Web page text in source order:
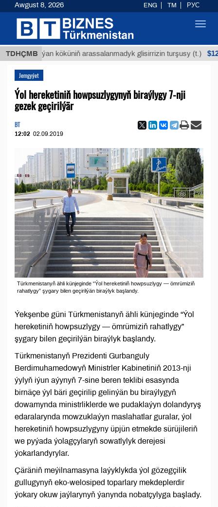
TDHÇMB
Buýan köküniň arassalanmadyk glisirrizin turşusy (t.) $12935,18
Jemgyýet
Ýol hereketiniň howpsuzlygynyň biraýlygy 7-nji
gezek geçirilýär
BT
12:02 02.09.2019
Türkmenistanyň ähli künjeginde “Ýol hereketiniň howpsuzlygy — ömrümiziň
rahatlygy” şygary bilen geçirilýän biraýlyk başlandy.
Ýekşenbe güni Türkmenistanyň ähli künjeginde “Ýol
hereketiniň howpsuzlygy — ömrümiziň rahatlygy”
şygary bilen geçirilýän biraýlyk başlandy.
Türkmenistanyň Prezidenti Gurbanguly
Berdimuhamedowyň Ministrler Kabinetiniň 2013-nji
ýylyň iýun aýynyň 7-sine beren teklibi esasynda
birnäçe ýyl bäri geçirilip gelinýän bu biraýlygyň
dowamynda ministrliklerde we pudaklaýyn dolandyryş
edaralarynda mowzuklaýyn maslahatlar guralar, ýol
hereketiniň howpsuzlygyny üpjün etmekde sürüjileriň
we pyýada ýolagçylaryň sowatlylyk derejesi
ýokarlandyrylar.
Çäräniň meýilnamasyna laýyklykda ýol gözegçilik
gullugynyň eko-welosiped toparlary mekdeplerdir
ýokary okuw jaýlarynyň ýanynda nobatçylyga başlady.
Awgust 8, 2026 ENG TM РУС